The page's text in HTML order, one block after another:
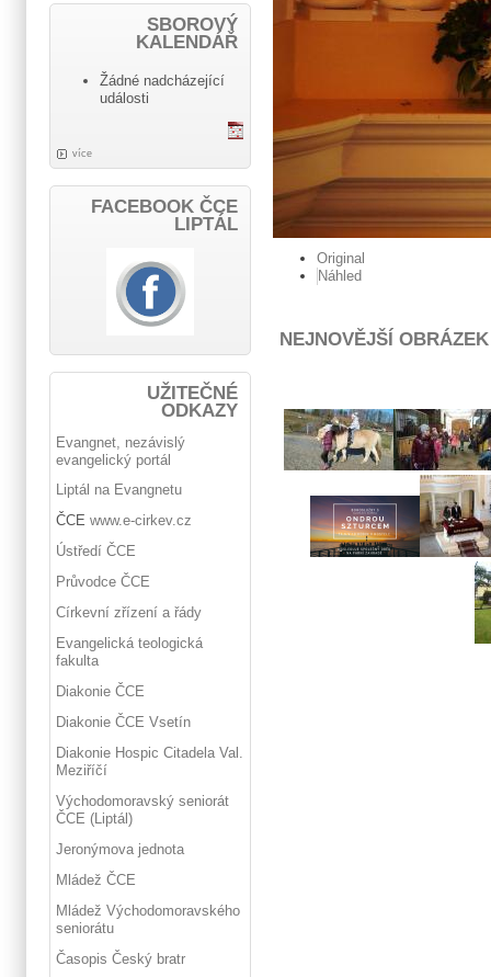
Original
Náhled
NEJNOVĚJŠÍ OBRÁZEK
SBOROVÝ
KALENDÁŘ
Žádné nadcházející
události
více
FACEBOOK ČCE
LIPTÁL
UŽITEČNÉ
ODKAZY
Evangnet, nezávislý
evangelický portál
Liptál na Evangnetu
ČCE www.e-cirkev.cz
Ústředí ČCE
Průvodce ČCE
Církevní zřízení a řády
Evangelická teologická
fakulta
Diakonie ČCE
Diakonie ČCE Vsetín
Diakonie Hospic Citadela Val.
Meziříčí
Východomoravský seniorát
ČCE (Liptál)
Jeronýmova jednota
Mládež ČCE
Mládež Východomoravského
seniorátu
Časopis Český bratr